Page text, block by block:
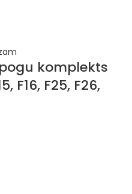
komplekts
F16, F25, F26,